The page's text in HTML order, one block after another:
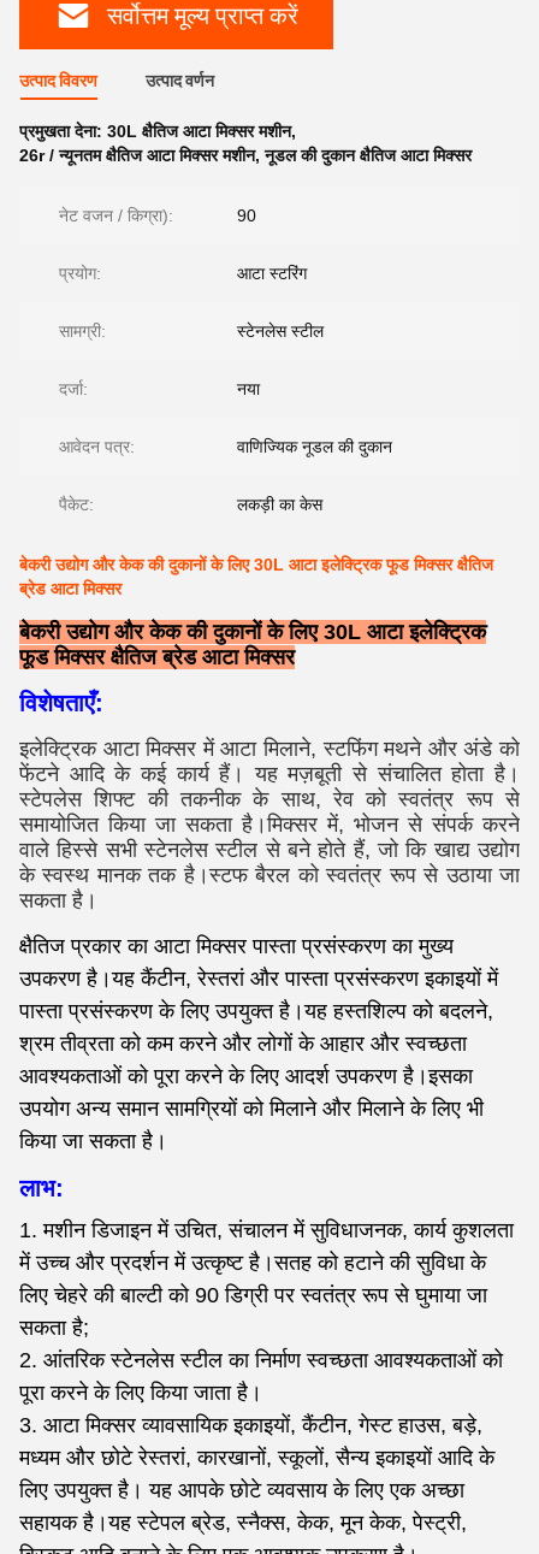
सर्वोत्तम मूल्य प्राप्त करें
उत्पाद विवरण उत्पाद वर्णन
प्रमुखता देना: 30L क्षैतिज आटा मिक्सर मशीन,
26r / न्यूनतम क्षैतिज आटा मिक्सर मशीन,नूडल की दुकान क्षैतिज आटा मिक्सर
नेट वजन / किग्रा): 90
प्रयोग: आटा स्टरिंग
सामग्री: स्टेनलेस स्टील
दर्जा: नया
आवेदन पत्र: वाणिज्यिक नूडल की दुकान
पैकेट: लकड़ी का केस
बेकरी उद्योग और केक की दुकानों के लिए 30L आटा इलेक्ट्रिक फूड मिक्सर क्षैतिज
ब्रेड आटा मिक्सर
बेकरी उद्योग और केक की दुकानों के लिए 30L आटा इलेक्ट्रिक
फूड मिक्सर क्षैतिज ब्रेड आटा मिक्सर
विशेषताएँ:
इलेक्ट्रिक आटा मिक्सर में आटा मिलाने, स्टफिंग मथने और अंडे को
फेंटने आदि के कई कार्य हैं। यह मज़बूती से संचालित होता है।
स्टेपलेस शिफ्ट की तकनीक के साथ, रेव को स्वतंत्र रूप से
समायोजित किया जा सकता है।मिक्सर में, भोजन से संपर्क करने
वाले हिस्से सभी स्टेनलेस स्टील से बने होते हैं, जो कि खाद्य उद्योग
के स्वस्थ मानक तक है।स्टफ बैरल को स्वतंत्र रूप से उठाया जा
सकता है।
क्षैतिज प्रकार का आटा मिक्सर पास्ता प्रसंस्करण का मुख्य
उपकरण है।यह कैंटीन, रेस्तरां और पास्ता प्रसंस्करण इकाइयों में
पास्ता प्रसंस्करण के लिए उपयुक्त है।यह हस्तशिल्प को बदलने,
श्रम तीव्रता को कम करने और लोगों के आहार और स्वच्छता
आवश्यकताओं को पूरा करने के लिए आदर्श उपकरण है।इसका
उपयोग अन्य समान सामग्रियों को मिलाने और मिलाने के लिए भी
किया जा सकता है।
लाभ:
1. मशीन डिजाइन में उचित, संचालन में सुविधाजनक, कार्य कुशलता
में उच्च और प्रदर्शन में उत्कृष्ट है।सतह को हटाने की सुविधा के
लिए चेहरे की बाल्टी को 90 डिग्री पर स्वतंत्र रूप से घुमाया जा
सकता है;
2. आंतरिक स्टेनलेस स्टील का निर्माण स्वच्छता आवश्यकताओं को
पूरा करने के लिए किया जाता है।
3. आटा मिक्सर व्यावसायिक इकाइयों, कैंटीन, गेस्ट हाउस, बड़े,
मध्यम और छोटे रेस्तरां, कारखानों, स्कूलों, सैन्य इकाइयों आदि के
लिए उपयुक्त है। यह आपके छोटे व्यवसाय के लिए एक अच्छा
सहायक है।यह स्टेपल ब्रेड, स्नैक्स, केक, मून केक, पेस्ट्री,